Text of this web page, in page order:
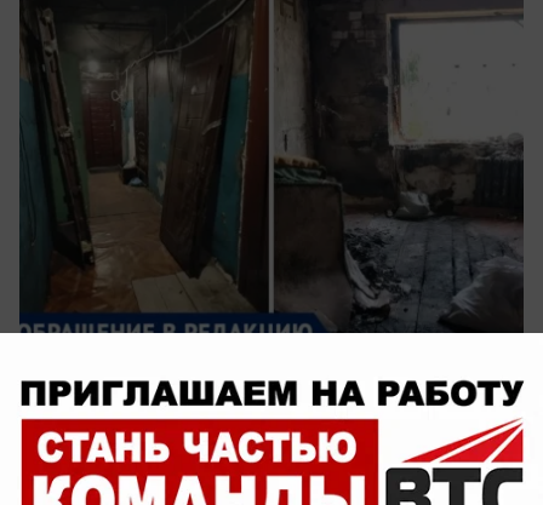
Недвижимость
Жить в ЖК «Династия Парковый» -